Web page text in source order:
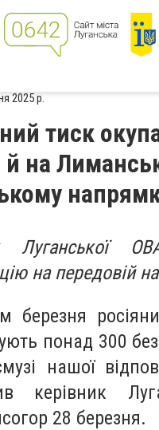
2025 р.
тиск
й на
Луганської
на передовій
березня
понад 300
нашої
керівник
28 березня.